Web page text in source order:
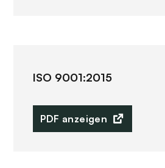
ISO 9001:2015
PDF anzeigen